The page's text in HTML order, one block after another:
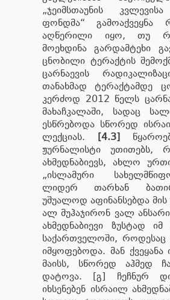
„ჯეიმსთაუნის
ფონდმა“ გამოაქვეყნა
აღწერილი იყო, თუ
მოეხდინა გარდამტეხი
ცნობილი ტერაქტის
ცარნაევის
თანახმად ტერაქტამდე
კერძოდ 2012 წელს
მახაჩკალაში, სადაც
ესწრებოდა სწორედ
ლექციას. [4.3]
ჟურნალისტი უთითებს,
ახმედნაბიევს, ახლო
„ისლამური
ლიდერ თარხან
უშუალოდ აფინანსებდა მის
ალ მუჰაჯირონ ვალ
ახმედნაბიევი ზუსტად
საქართველოში, როდესაც
იმყოფებოდა. მან
მაისს, სწორედ აჰმედ
დატოვა. [გ] ჩეჩნურ
იხსენებენ ისრაილ